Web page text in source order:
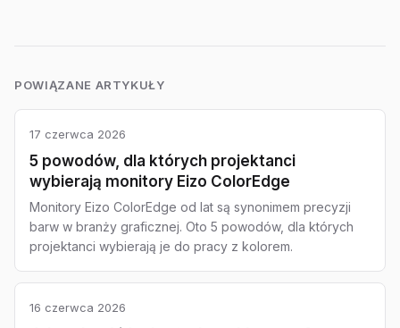
POWIĄZANE ARTYKUŁY
17 czerwca 2026
5 powodów, dla których projektanci
wybierają monitory Eizo ColorEdge
Monitory Eizo ColorEdge od lat są synonimem precyzji
barw w branży graficznej. Oto 5 powodów, dla których
projektanci wybierają je do pracy z kolorem.
16 czerwca 2026